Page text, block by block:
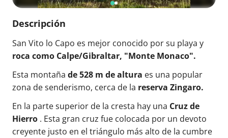
Descripción
San Vito lo Capo es mejor conocido por su playa y
roca como Calpe/Gibraltar, "Monte Monaco".
Esta montaña de 528 m de altura es una popular
zona de senderismo, cerca de la reserva Zingaro.
En la parte superior de la cresta hay una Cruz de
Hierro . Esta gran cruz fue colocada por un devoto
creyente justo en el triángulo más alto de la cumbre